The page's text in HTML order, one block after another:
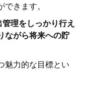
きます。
理をしっかり行え
ながら将来への貯
魅力的な目標とい